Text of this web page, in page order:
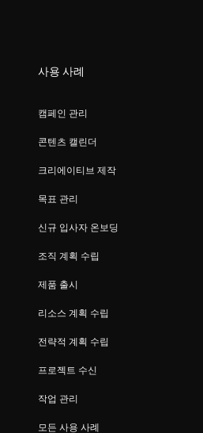
사용 사례
캠페인 관리
콘텐츠 캘린더
크리에이티브 제작
목표 관리
신규 입사자 온보딩
조직 계획 수립
제품 출시
리소스 계획 수립
전략적 계획 수립
프로젝트 수신
작업 관리
모든 사용 사례